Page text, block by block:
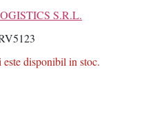
S.R.L.
este disponibil in stoc.